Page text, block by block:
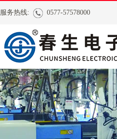
服务热线: 0577-57578000